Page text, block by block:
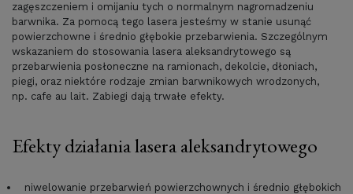
zagęszczeniem i omijaniu tych o normalnym nagromadzeniu
barwnika. Za pomocą tego lasera jesteśmy w stanie usunąć
powierzchowne i średnio głębokie przebarwienia. Szczególnym
wskazaniem do stosowania lasera aleksandrytowego są
przebarwienia posłoneczne na ramionach, dekolcie, dłoniach,
piegi, oraz niektóre rodzaje zmian barwnikowych wrodzonych,
np. cafe au lait. Zabiegi dają trwałe efekty.
Efekty działania lasera aleksandrytowego
niwelowanie przebarwień powierzchownych i średnio głębokich